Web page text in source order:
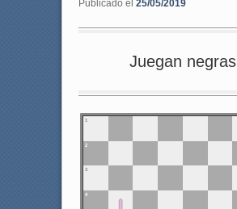
Publicado el 25/05/2019
Juegan negras
1
2
3
4